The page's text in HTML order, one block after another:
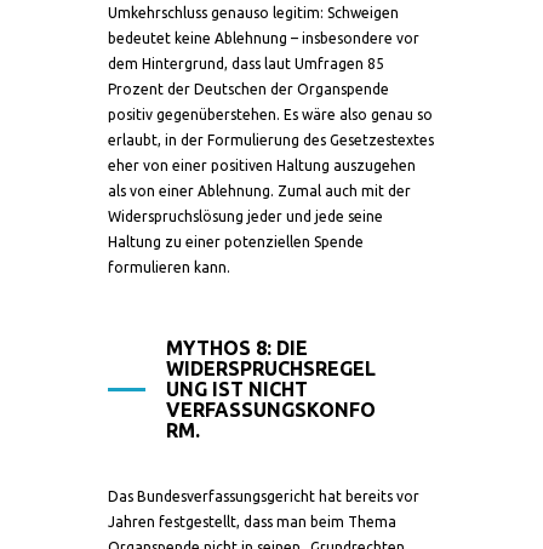
Umkehrschluss genauso legitim: Schweigen
bedeutet keine Ablehnung – insbesondere vor
dem Hintergrund, dass laut Umfragen 85
Prozent der Deutschen der Organspende
positiv gegenüberstehen. Es wäre also genau so
erlaubt, in der Formulierung des Gesetzestextes
eher von einer positiven Haltung auszugehen
als von einer Ablehnung. Zumal auch mit der
Widerspruchslösung jeder und jede seine
Haltung zu einer potenziellen Spende
formulieren kann.
MYTHOS 8: DIE
WIDERSPRUCHSREGEL
UNG IST NICHT
VERFASSUNGSKONFO
RM.
Das Bundesverfassungsgericht hat bereits vor
Jahren festgestellt, dass man beim Thema